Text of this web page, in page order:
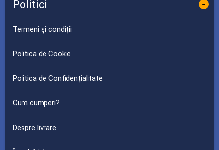
Politici -
Termeni și condiții
Politica de Cookie
Politica de Confidențialitate
Cum cumperi?
Despre livrare